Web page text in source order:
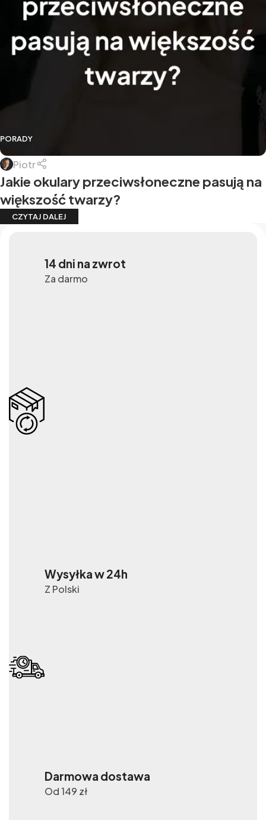
PORADY
Piotr
Jakie okulary przeciwsłoneczne pasują na
większość twarzy?
CZYTAJ DALEJ
14 dni na zwrot
Za darmo
Wysyłka w 24h
Z Polski
Darmowa dostawa
Od 149 zł